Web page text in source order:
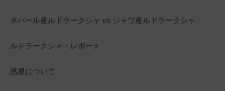
ネパール産ルドラークシャ vs ジャワ産ルドラークシャ
ルドラークシャ・レポート
惑星について